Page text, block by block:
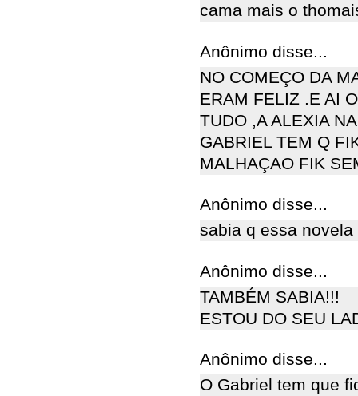
cama mais o
Anônimo disse...
NO COMEÇO DA
ERAM FELIZ .E AI
TUDO ,A ALEXIA
GABRIEL TEM Q
MALHAÇAO FIK
Anônimo disse...
sabia q essa
Anônimo disse...
TAMBÉM SABIA!!!
ESTOU DO SEU
Anônimo disse...
O Gabriel tem que